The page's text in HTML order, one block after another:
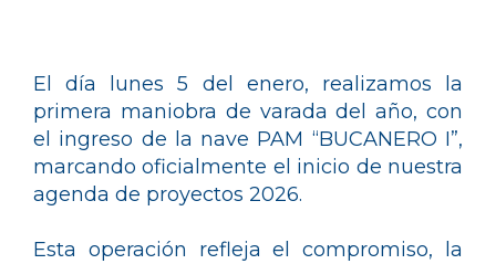
El día lunes 5 del enero, realizamos la
primera maniobra de varada del año, con
el ingreso de la nave PAM “BUCANERO I”,
marcando oficialmente el inicio de nuestra
agenda de proyectos 2026.
Esta operación refleja el compromiso, la